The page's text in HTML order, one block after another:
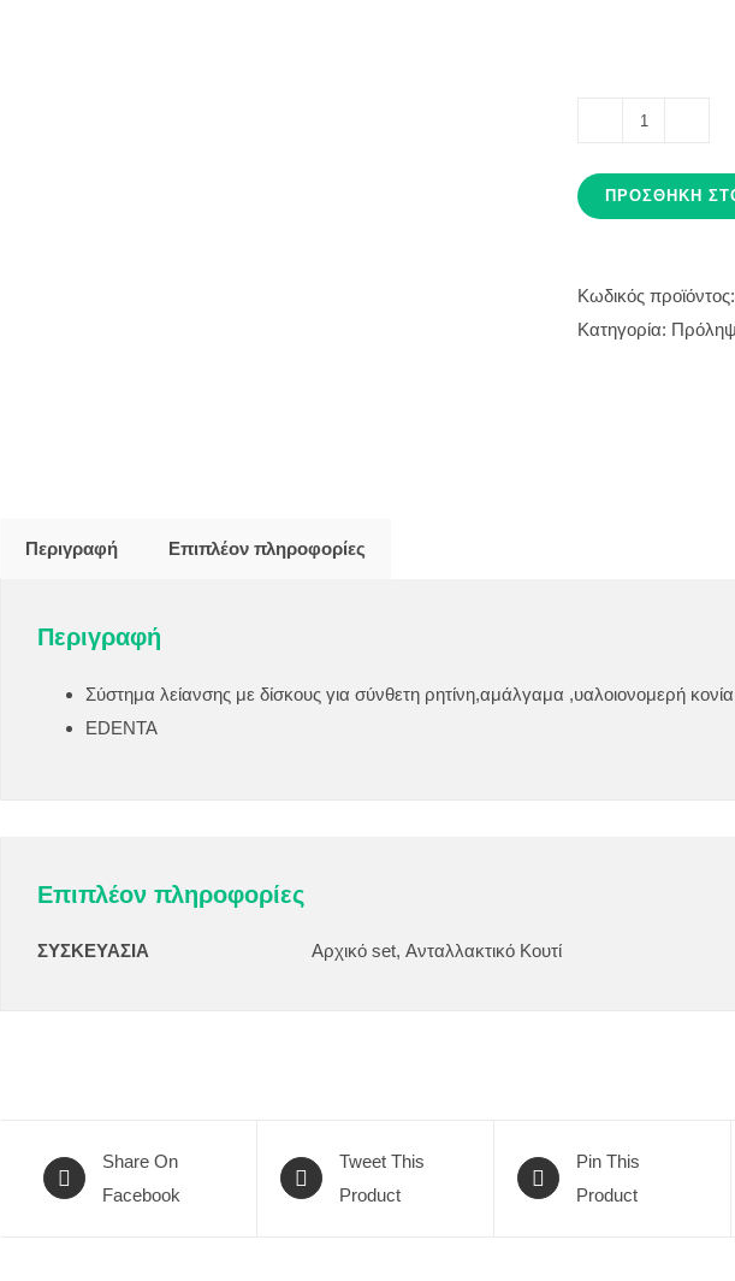
-
SNAP
ΠΡΟΣΘΉΚΗ
Κωδικός προϊόντος:
Κατηγορία:
Περιγραφή Επιπλέον πληροφορίες
Περιγραφή
Σύστημα λείανσης με δίσκους για σύνθετη ρητίνη,αμάλγαμα ,υαλοιονομερή
EDENTA
Επιπλέον πληροφορίες
ΣΥΣΚΕΥΑΣΙΑ Αρχικό set, Ανταλλακτικό Κουτί
Share On
Facebook
Tweet This
Product
Pin This
Product